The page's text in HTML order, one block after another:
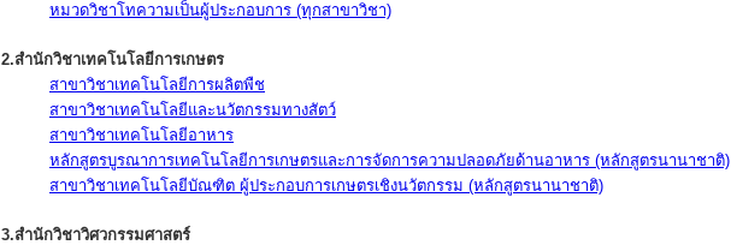
หมวดวิชาโทความเป็นผู้ประกอบการ (ทุกสาขาวิชา)
2.สำนักวิชาเทคโนโลยีการเกษตร
สาขาวิชาเทคโนโลยีการผลิตพืช
สาขาวิชาเทคโนโลยีและนวัตกรรมทางสัตว์
สาขาวิชาเทคโนโลยีอาหาร
หลักสูตรบูรณาการเทคโนโลยีการเกษตรและการจัดการความปลอดภัยด้านอาหาร (หลักสูตรนานาชาติ)
สาขาวิชาเทคโนโลยีบัณฑิต ผู้ประกอบการเกษตรเชิงนวัตกรรม (หลักสูตรนานาชาติ)
3.สำนักวิชาวิศวกรรมศาสตร์